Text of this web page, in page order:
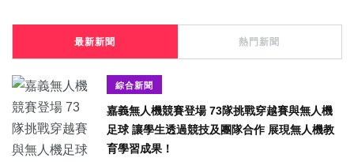
最新新聞 熱門新聞
綜合新聞
嘉義無人機競賽登場 73隊挑戰穿越賽與無人機
足球 讓學生透過競技及團隊合作 展現無人機教
育學習成果！